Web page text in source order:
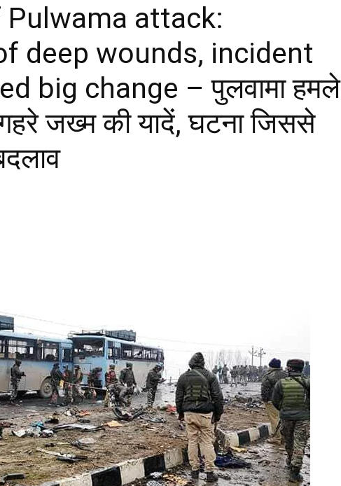
Pulwama attack:
deep wounds, incident
big change – पुलवामा हमले
जख्म की यादें, घटना जिससे